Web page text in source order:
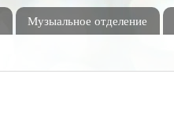
Музыальное отделение